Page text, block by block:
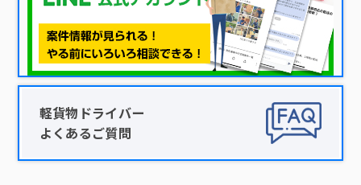
軽貨物ドライバー
よくあるご質問